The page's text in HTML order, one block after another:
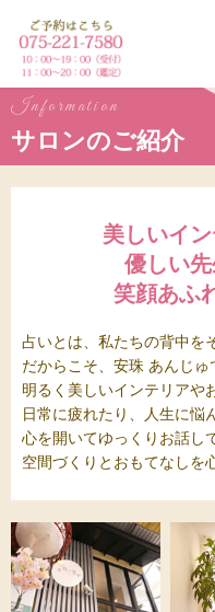
Information
サロンのご紹介
美しいイ
優しい先
笑顔あふ
占いとは、私たちの背中を
だからこそ、安珠 あんじゅ
明るく美しいインテリアや
日常に疲れたり、人生に悩
心を開いてゆっくりお話し
空間づくりとおもてなしを